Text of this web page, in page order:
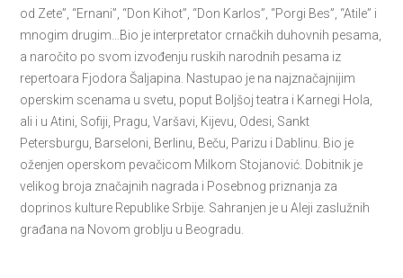
od Zete”, “Ernani”, “Don Kihot”, “Don Karlos”, “Porgi Bes”, “Atile” i
mnogim drugim…Bio je interpretator crnačkih duhovnih pesama,
a naročito po svom izvođenju ruskih narodnih pesama iz
repertoara Fjodora Šaljapina. Nastupao je na najznačajnijim
operskim scenama u svetu, poput Boljšoj teatra i Karnegi Hola,
ali i u Atini, Sofiji, Pragu, Varšavi, Kijevu, Odesi, Sankt
Petersburgu, Barseloni, Berlinu, Beču, Parizu i Dablinu. Bio je
oženjen operskom pevačicom Milkom Stojanović. Dobitnik je
velikog broja značajnih nagrada i Posebnog priznanja za
doprinos kulture Republike Srbije. Sahranjen je u Aleji zaslužnih
građana na Novom groblju u Beogradu.